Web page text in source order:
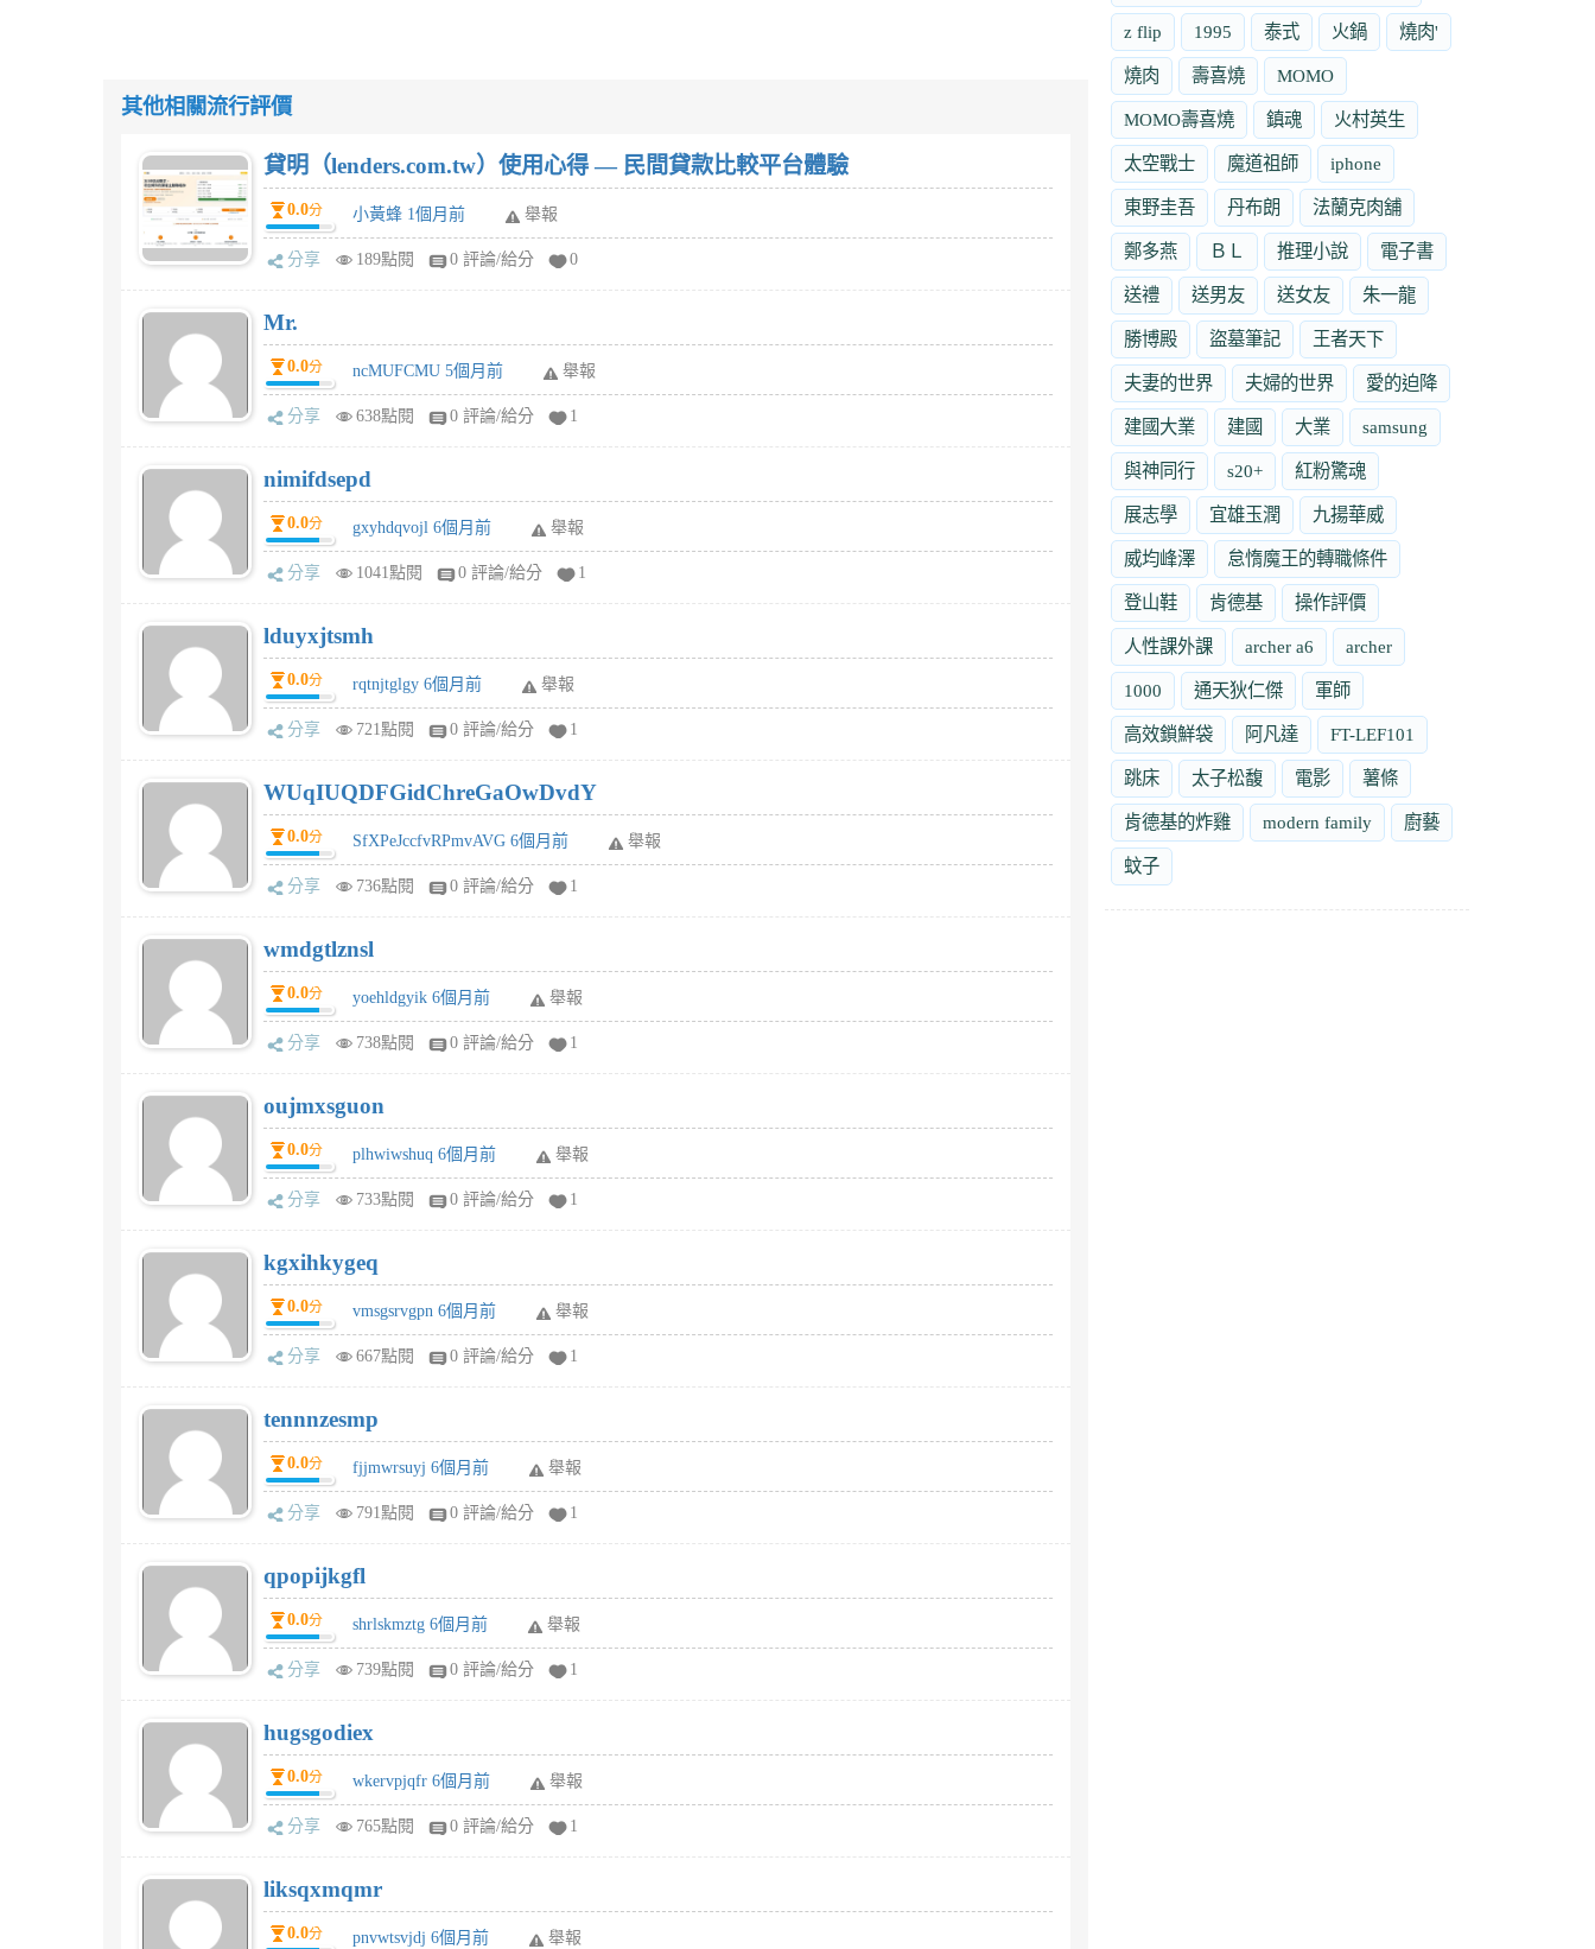
其他相關流行評價
貸明（lenders.com.tw）使用心得 — 民間貸款比較平台體驗
0.0分 小黃蜂 1個月前 舉報
分享 189點閱 0 評論/給分 0
Mr.
0.0分 ncMUFCMU 5個月前 舉報
分享 638點閱 0 評論/給分 1
nimifdsepd
0.0分 gxyhdqvojl 6個月前 舉報
分享 1041點閱 0 評論/給分 1
lduyxjtsmh
0.0分 rqtnjtglgy 6個月前 舉報
分享 721點閱 0 評論/給分 1
WUqIUQDFGidChreGaOwDvdY
0.0分 SfXPeJccfvRPmvAVG 6個月前 舉報
分享 736點閱 0 評論/給分 1
wmdgtlznsl
0.0分 yoehldgyik 6個月前 舉報
分享 738點閱 0 評論/給分 1
oujmxsguon
0.0分 plhwiwshuq 6個月前 舉報
分享 733點閱 0 評論/給分 1
kgxihkygeq
0.0分 vmsgsrvgpn 6個月前 舉報
分享 667點閱 0 評論/給分 1
tennnzesmp
0.0分 fjjmwrsuyj 6個月前 舉報
分享 791點閱 0 評論/給分 1
qpopijkgfl
0.0分 shrlskmztg 6個月前 舉報
分享 739點閱 0 評論/給分 1
hugsgodiex
0.0分 wkervpjqfr 6個月前 舉報
分享 765點閱 0 評論/給分 1
liksqxmqmr
0.0分 pnvwtsvjdj 6個月前 舉報
z flip 1995 泰式 火鍋 燒肉'
燒肉 壽喜燒 MOMO
MOMO壽喜燒 鎮魂 火村英生
太空戰士 魔道祖師 iphone
東野圭吾 丹布朗 法蘭克肉舖
鄭多燕 ＢＬ 推理小說 電子書
送禮 送男友 送女友 朱一龍
勝博殿 盜墓筆記 王者天下
夫妻的世界 夫婦的世界 愛的迫降
建國大業 建國 大業 samsung
與神同行 s20+ 紅粉驚魂
展志學 宜雄玉潤 九揚華威
威均峰澤 怠惰魔王的轉職條件
登山鞋 肯德基 操作評價
人性課外課 archer a6 archer
1000 通天狄仁傑 軍師
高效鎖鮮袋 阿凡達 FT-LEF101
跳床 太子松馥 電影 薯條
肯德基的炸雞 modern family 廚藝
蚊子